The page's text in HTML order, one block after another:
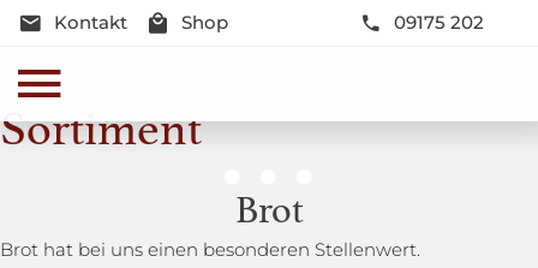
Kontakt Shop 09175 202
Sortiment
Genussmomente
Herzhaft oder süß - Beste Qualität und Frische sind
Brot
Brot hat bei uns einen besonderen Stellenwert.